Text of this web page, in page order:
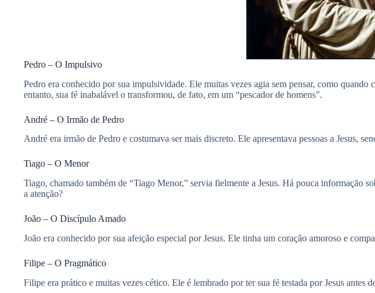
Pedro – O Impulsivo
Pedro era conhecido por sua impulsividade. Ele muitas vezes agia sem pensar, como
entanto, sua fé inabalável o transformou, de fato, em um “pescador de homens”.
André – O Irmão de Pedro
André era irmão de Pedro e costumava ser mais discreto. Ele apresentava pessoas a Jesus,
Tiago – O Menor
Tiago, chamado também de “Tiago Menor,” servia fielmente a Jesus. Há pouca informação
a atenção?
João – O Discípulo Amado
João era conhecido por sua afeição especial por Jesus. Ele tinha um coração amoroso e
Filipe – O Pragmático
Filipe era prático e muitas vezes cético. Ele é lembrado por ter sua fé testada por Jesus antes